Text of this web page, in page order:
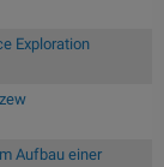
Exploration
Aufbau einer